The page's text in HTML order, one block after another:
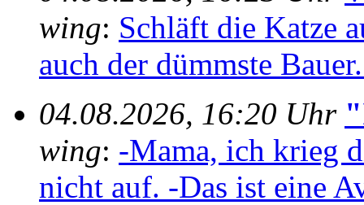
wing: Schläft die Katze
auch der dümmste
04.08.2026, 16:20 Uhr
wing: -Mama, ich krieg
nicht auf. -Das ist eine